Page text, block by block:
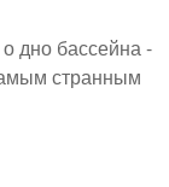
дно бассейна -
странным